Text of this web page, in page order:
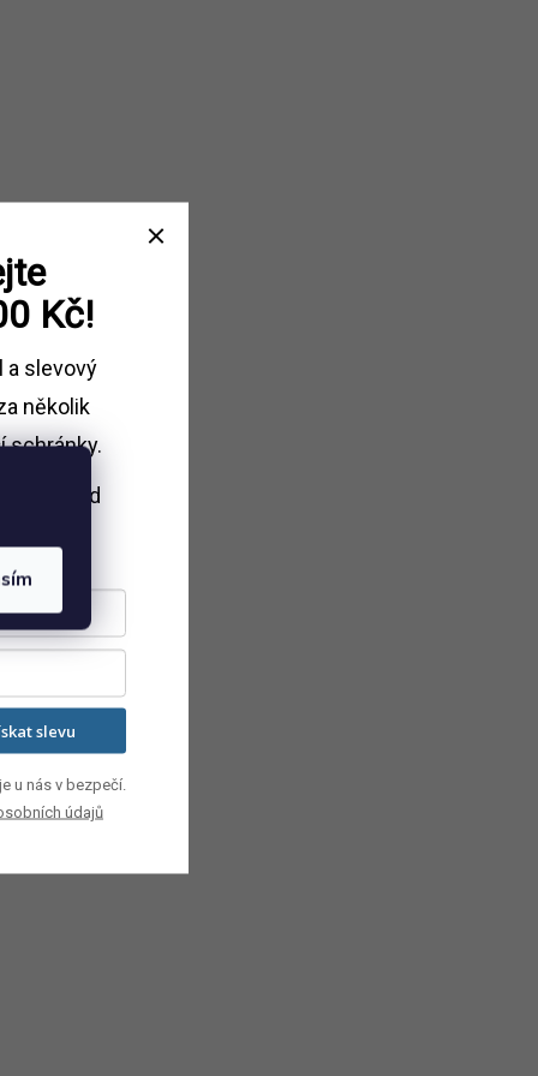
Kč!
a slevový
několik
schránky.
nad
slevu
u nás v bezpečí.
údajů